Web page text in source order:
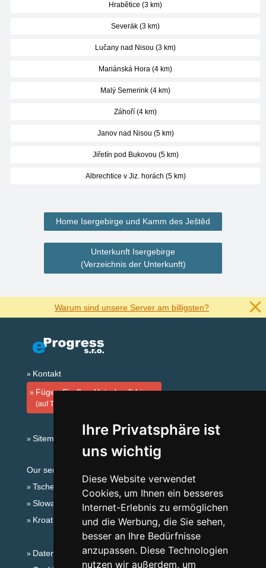
Ihre Privatsphäre ist
uns wichtig
Diese Website verwendet
Cookies, um Ihnen ein besseres
Internet-Erlebnis zu ermöglichen
und die Werbung, die Sie sehen,
besser an Ihre Bedürfnisse
anzupassen. Diese Technologien
nutzen wir außerdem, um
Hrabětice (3 km)
Severák (3 km)
Lučany nad Nisou (3 km)
Mariánská Hora (4 km)
Malý Semerink (4 km)
Záhoří (4 km)
Janov nad Nisou (5 km)
Jiřetín pod Bukovou (5 km)
Albrechtice v Jiz. horách (5 km)
Home Isergebirge und Kamm des Ještěd
Unterkunft Isergebirge
(Verzeichnis der Unterkunft)
Warum sind unsere Server am billigsten?
Kontakt
Fügen Sie Ihre Unterkunft hinzu
(auf Tschechisch)
Sitemap
Our servers:
Tschechische Gebirge
Slowakische Gebirge
Kroatien
Datenschutz